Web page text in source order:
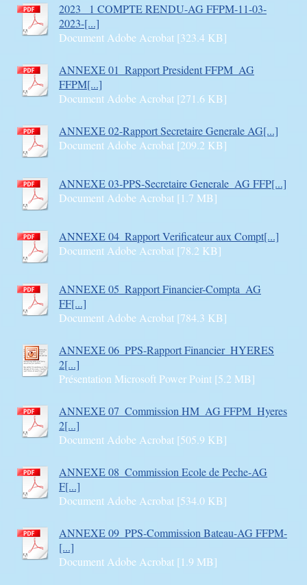
2023_ 1 COMPTE RENDU-AG FFPM-11-03-
2023-[...]
Document Adobe Acrobat [323.4 KB]
ANNEXE 01_Rapport President FFPM_AG
FFPM[...]
Document Adobe Acrobat [271.6 KB]
ANNEXE 02-Rapport Secretaire Generale AG[...]
Document Adobe Acrobat [209.2 KB]
ANNEXE 03-PPS-Secretaire Generale_AG FFP[...]
Document Adobe Acrobat [1.7 MB]
ANNEXE 04_Rapport Verificateur aux Compt[...]
Document Adobe Acrobat [78.2 KB]
ANNEXE 05_Rapport Financier-Compta_AG
FF[...]
Document Adobe Acrobat [784.3 KB]
ANNEXE 06_PPS-Rapport Financier_HYERES
2[...]
Présentation Microsoft Power Point [5.2 MB]
ANNEXE 07_Commission HM_AG FFPM_Hyeres
2[...]
Document Adobe Acrobat [505.9 KB]
ANNEXE 08_Commission Ecole de Peche-AG
F[...]
Document Adobe Acrobat [534.0 KB]
ANNEXE 09_PPS-Commission Bateau-AG FFPM-
[...]
Document Adobe Acrobat [1.9 MB]